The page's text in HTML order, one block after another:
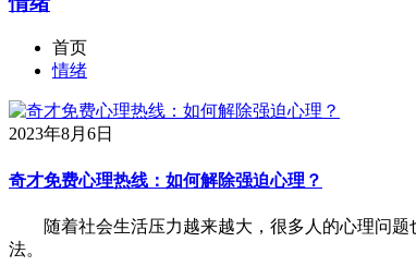
首页
情绪
2023年8月6日
奇才免费心理热线：如何解除强迫心理？
随着社会生活压力越来越大，很多人的心理问题
法。